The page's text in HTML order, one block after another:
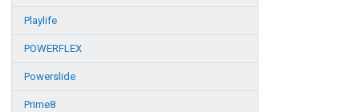
Playlife
POWERFLEX
Powerslide
Prime8